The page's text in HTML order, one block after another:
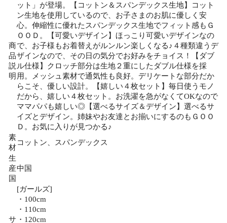
商
品
説
明
ット」が登場。【コットン＆スパンデックス生地】コット
ン生地を使用しているので、お子さまのお肌に優しく安
心。伸縮性に優れたスパンデックス生地でフィット感もＧ
ＯＯＤ。【可愛いデザイン】ほっこり可愛いデザインなの
で、お子様もお着替えがルンルン楽しくなる♪４種類違うデ
ザインなので、その日の気分でお好みをチョイス！【ダブ
ル仕様】クロッチ部分は生地２重にしたダブル仕様を採
用。メッシュ素材で通気性も良好。デリケートな部分だか
らこそ、優しい設計。【嬉しい４枚セット】毎日使うモノ
だから、嬉しい４枚セット。お洗濯を急がなくてOKなので
ママパパも嬉しい◎【選べるサイズ＆デザイン】選べるサ
イズとデザイン。姉妹やお友達とお揃いにするのもＧＯＯ
Ｄ。お気に入りが見つかる♪
素
材
コットン、スパンデックス
生
産
国
中国
サ
[ガールズ]
・100cm
・110cm
・120cm